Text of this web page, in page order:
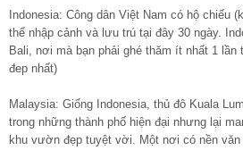
Indonesia: Công dân Việt Nam có hộ chiếu
thể nhập cảnh và lưu trú tại đây 30 ngày.
Bali, nơi mà bạn phải ghé thăm ít nhất 1 lần
đep nhất)
Malaysia: Giống Indonesia, thủ đô Kuala
trong những thành phố hiện đại nhưng lại
khu vườn đẹp tuyệt vời. Một nơi có nền văn